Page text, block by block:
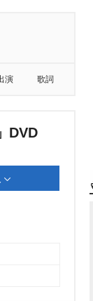
演 歌詞
DVD